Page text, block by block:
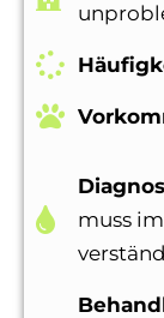
muss